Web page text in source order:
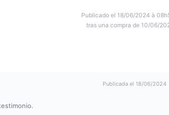
Publicado el 18/06/2024 à
tras una compra de 10/06/
Publicada el 18/06/2024